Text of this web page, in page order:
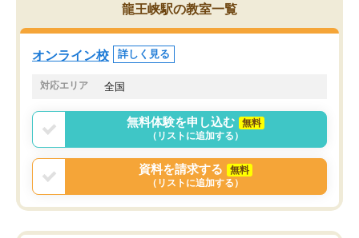
龍王峡駅の教室一覧
オンライン校 詳しく見る
対応エリア 全国
無料体験を申し込む
無料
（リストに追加する）
資料を請求する
無料
（リストに追加する）